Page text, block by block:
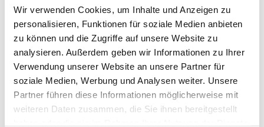
Wir verwenden Cookies, um Inhalte und Anzeigen zu
personalisieren, Funktionen für soziale Medien anbieten
zu können und die Zugriffe auf unsere Website zu
analysieren. Außerdem geben wir Informationen zu Ihrer
Verwendung unserer Website an unsere Partner für
soziale Medien, Werbung und Analysen weiter. Unsere
Partner führen diese Informationen möglicherweise mit
weiteren Daten zusammen, die Sie ihnen bereitgestellt